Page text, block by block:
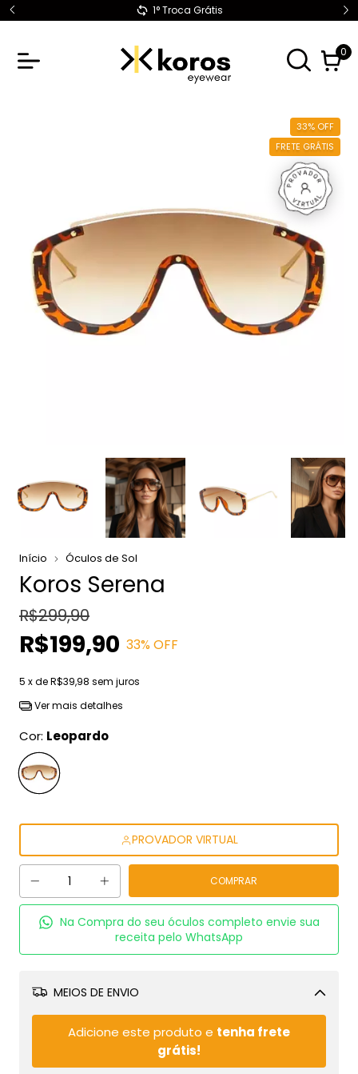
1° Troca Grátis
0
33% OFF
FRETE GRÁTIS
Início Óculos de Sol
Koros Serena
R$299,90
R$199,90 33% OFF
5 x deR$39,98 sem juros
Ver mais detalhes
Cor: Leopardo
PROVADOR VIRTUAL
Na Compra do seu óculos completo envie sua
receita pelo WhatsApp
MEIOS DE ENVIO
Adicione este produto e tenha frete
grátis!